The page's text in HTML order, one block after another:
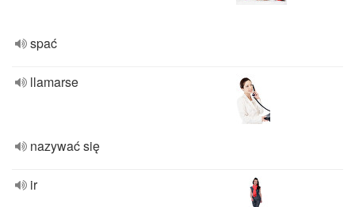
spać
llamarse
nazywać się
ir